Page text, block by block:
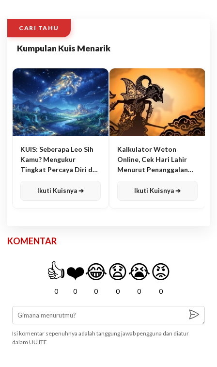
CARI TAHU
Kumpulan Kuis Menarik
KUIS: Seberapa Leo Sih
Kamu? Mengukur
Tingkat Percaya Diri dan
Ikuti Kuisnya ➔
Kalkulator Weton
Online, Cek Hari Lahir
Menurut Penanggalan
Ikuti Kuisnya ➔
KOMENTAR
👍
0
❤️
0
😂
0
😧
0
😭
0
😡
0
Isi komentar sepenuhnya adalah tanggung jawab pengguna dan diatur
dalam UU ITE